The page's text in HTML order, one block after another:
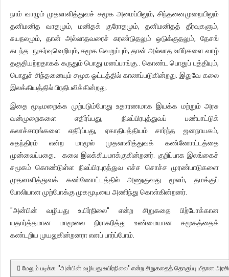
நாம் வாழும் முதலாளித்துவச் சமூக அமைப்பிலும், சிந்தனைமுறையிலும்
தனிமனித வாதமும், மனிதக் குரோதமும், தனிமனிதத் தீர்வுகளும்,
சுயநலமும், தான் அல்லாதவரைச் சுரண்டுதலும் ஒடுக்குதலும், தேசங்
கடந்த நுகர்வுவெறியும், சமூக வெறுப்பும், தான் அல்லாத உயிர்களை வாழ்
தகுதியற்றதாகக் கருதும் பொது மனப்பாங்கு.. கொண்ட பொதுப் புத்தியும்,
பொதுச் சிந்தனையும் சமூக ஓட்டத்தில் காணப்படுகின்றது. இதுவே கலை
இலக்கியத்தில் பிரதிபலிக்கின்றது.
இதை மூடிமறைக்க முற்படும்போது உதாரணமாக இயக்க மற்றும் அரசு
வன்முறைகளை எதிர்ப்பது, நிலப்பிரபுத்துவப் பண்பாட்டுக்
கலாச்சாரங்களை எதிர்ப்பது, ஏகாதிபத்தியம் சார்ந்த ஜனநாயகம்,
சுதந்திரம் என்ற மாமூல் முதலாளித்துவக் கண்ணோட்டத்தை
முன்வைப்பதை.. கலை இலக்கியமாக்குகின்றனர். குறிப்பாக இலங்கைச்
சமூகம் கொண்டுள்ள நிலப்பிரபுரத்துவ எச்ச சொச்ச முரண்பாடுகளை
முதலாளித்துவக் கண்ணோட்டத்தில் அணுகுவது மூலம், தமக்குப்
போலியான முற்போக்கு முகமூடியை அணிந்து கொள்கின்றனர்.
"அன்பின் வழியது உயிர்நிலை" என்ற சிறுகதை பிற்போக்கான
யதார்த்தமான மாமூலை நிராகரித்து உண்மையான சமூகத்தைக்
கண்டறிய முயலுகின்றனரா எனப் பார்ப்போம்.
மேலும் படிக்க: "அன்பின் வழியது உயிர்நிலை" என்ற சிறுகதைத் தொகுப்பு மீதான